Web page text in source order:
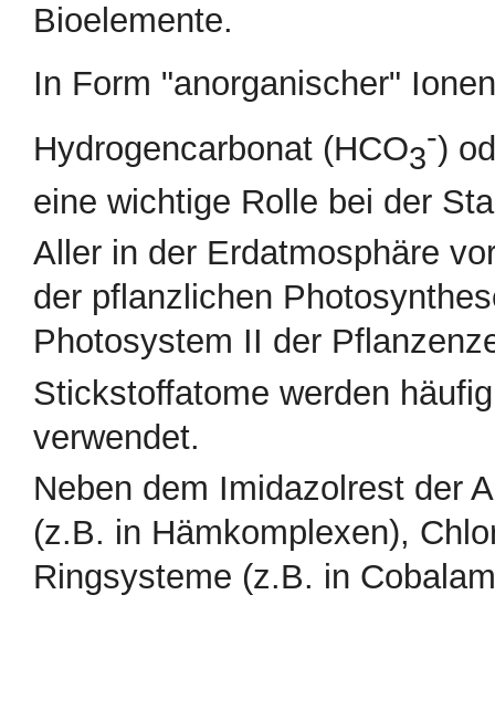
Bioelemente.
In Form "anorganischer"
Hydrogencarbonat (HCO3
-)
eine wichtige Rolle bei der
Aller in der Erdatmosphäre
der pflanzlichen
Photosystem II der
Stickstoffatome werden
verwendet.
Neben dem Imidazolrest der
(z.B. in Hämkomplexen),
Ringsysteme (z.B. in